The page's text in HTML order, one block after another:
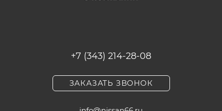
+7 (343) 214-28-08
ЗАКАЗАТЬ ЗВОНОК